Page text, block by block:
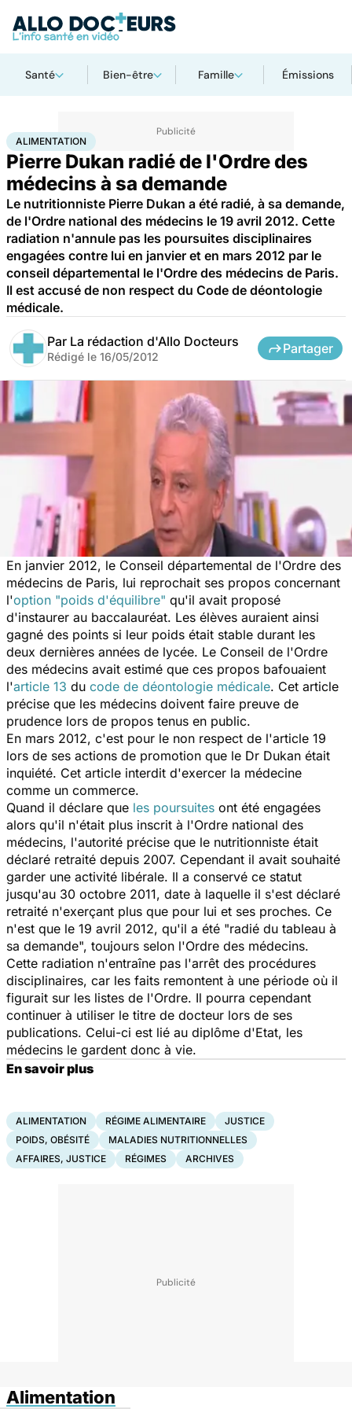
Santé Bien-être Famille Émissions
AccueilSantéMaladies Alimentation
ALIMENTATION
Pierre Dukan radié de l'Ordre des
médecins à sa demande
Le nutritionniste Pierre Dukan a été radié, à sa demande,
de l'Ordre national des médecins le 19 avril 2012. Cette
radiation n'annule pas les poursuites disciplinaires
engagées contre lui en janvier et en mars 2012 par le
conseil départemental le l'Ordre des médecins de Paris.
Il est accusé de non respect du Code de déontologie
médicale.
Par La rédaction d'Allo Docteurs
Rédigé le 16/05/2012
Partager
En janvier 2012, le Conseil départemental de l'Ordre des
médecins de Paris, lui reprochait ses propos concernant
l'option "poids d'équilibre" qu'il avait proposé
d'instaurer au baccalauréat. Les élèves auraient ainsi
gagné des points si leur poids était stable durant les
deux dernières années de lycée. Le Conseil de l'Ordre
des médecins avait estimé que ces propos bafouaient
l'article 13 du code de déontologie médicale. Cet article
précise que les médecins doivent faire preuve de
prudence lors de propos tenus en public.
En mars 2012, c'est pour le non respect de l'article 19
lors de ses actions de promotion que le Dr Dukan était
inquiété. Cet article interdit d'exercer la médecine
comme un commerce.
Quand il déclare que les poursuites ont été engagées
alors qu'il n'était plus inscrit à l'Ordre national des
médecins, l'autorité précise que le nutritionniste était
déclaré retraité depuis 2007. Cependant il avait souhaité
garder une activité libérale. Il a conservé ce statut
jusqu'au 30 octobre 2011, date à laquelle il s'est déclaré
retraité n'exerçant plus que pour lui et ses proches. Ce
n'est que le 19 avril 2012, qu'il a été "radié du tableau à
sa demande", toujours selon l'Ordre des médecins.
Cette radiation n'entraîne pas l'arrêt des procédures
disciplinaires, car les faits remontent à une période où il
figurait sur les listes de l'Ordre. Il pourra cependant
continuer à utiliser le titre de docteur lors de ses
publications. Celui-ci est lié au diplôme d'Etat, les
médecins le gardent donc à vie.
En savoir plus
ALIMENTATION RÉGIME ALIMENTAIRE
JUSTICE
POIDS, OBÉSITÉ
MALADIES NUTRITIONNELLES
AFFAIRES, JUSTICE
RÉGIMES ARCHIVES
Alimentation